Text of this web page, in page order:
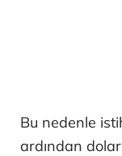
Bu nedenle
ardından